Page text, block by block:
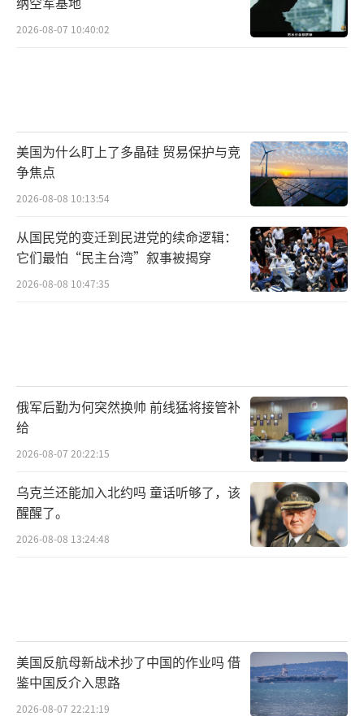
2026-08-07 10:40:02
美国为什么盯上了多晶硅 贸易保护与竞
争焦点
2026-08-08 10:13:54
从国民党的变迁到民进党的续命逻辑：
它们最怕“民主台湾”叙事被揭穿
2026-08-08 10:47:35
俄军后勤为何突然换帅 前线猛将接管补
给
2026-08-07 20:22:15
乌克兰还能加入北约吗 童话听够了，该
醒醒了。
2026-08-08 13:24:48
美国反航母新战术抄了中国的作业吗 借
鉴中国反介入思路
2026-08-07 22:21:19